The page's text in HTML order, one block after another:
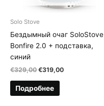
Solo Stove
Бездымный очаг SoloStove
Bonfire 2.0 + подставка,
синий
€329,00 Первоначальная
составляла
€329,00.
€319,00Текущая
Подробнее